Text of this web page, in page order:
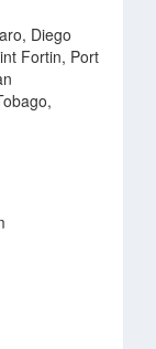
Diego
Fortin, Port